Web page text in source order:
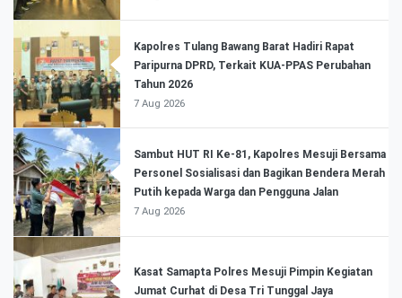
Kapolres Tulang Bawang Barat Hadiri Rapat
Paripurna DPRD, Terkait KUA-PPAS Perubahan
Tahun 2026
7 Aug 2026
Sambut HUT RI Ke-81, Kapolres Mesuji Bersama
Personel Sosialisasi dan Bagikan Bendera Merah
Putih kepada Warga dan Pengguna Jalan
7 Aug 2026
Kasat Samapta Polres Mesuji Pimpin Kegiatan
Jumat Curhat di Desa Tri Tunggal Jaya